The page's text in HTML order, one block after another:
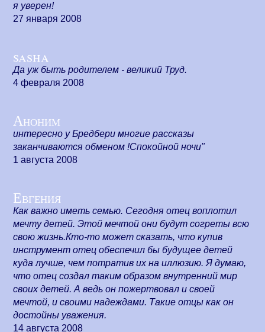
я уверен!
27 января 2008
sasha
Да уж быть родителем - великий Труд.
4 февраля 2008
Аноним
интересно у Бредбери многие рассказы
заканчиваются обменом !Спокойной ночи"
1 августа 2008
Евгения
Как важно иметь семью. Сегодня отец воплотил
мечту детей. Этой мечтой они будут согреты всю
свою жизнь.Кто-то может сказать, что купив
инструмент отец обеспечил бы будущее детей
куда лучше, чем потратив их на иллюзию. Я думаю,
что отец создал таким образом внутренний мир
своих детей. А ведь он пожертвовал и своей
мечтой, и своими надеждами. Такие отцы как он
достойны уважения.
14 августа 2008